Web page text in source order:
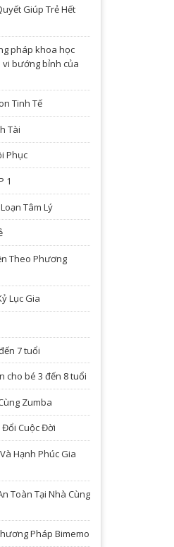
Giúp Trẻ Hết
pháp khoa học
bướng bỉnh của
Tinh Tế
Tài
Phục
1
Tâm Lý
Theo Phương
Lục Gia
7 tuổi
cho bé 3 đến 8 tuổi
Zumba
Đổi Cuộc Đời
Hạnh Phúc Gia
Toàn Tại Nhà Cùng
Pháp Bimemo